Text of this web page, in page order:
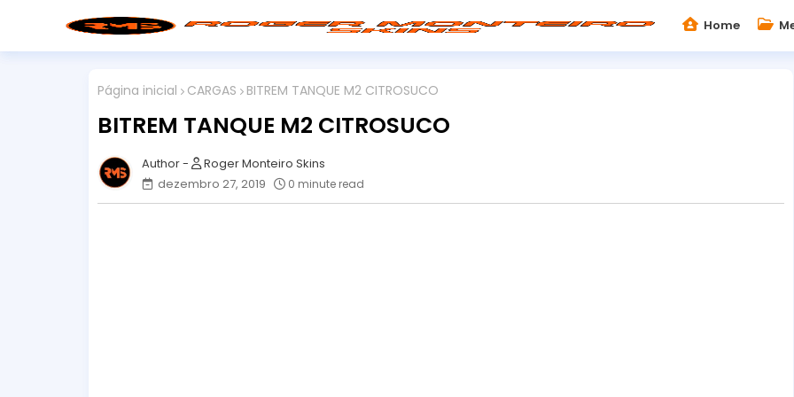
Home
Página inicial CARGAS BITREM TANQUE M2 CITROSUCO
BITREM TANQUE M2 CITROSUCO
Roger Monteiro Skins
dezembro 27, 2019
0 minute read